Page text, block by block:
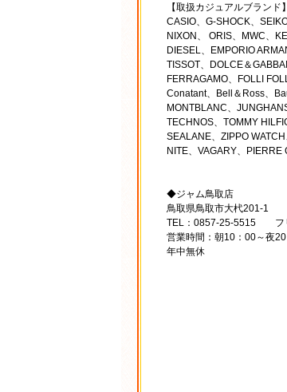
【取扱カジュアルブランド】
CASIO、G-SHOCK、
NIXON、 ORIS、MWC、
DIESEL、EMPORIO
TISSOT、DOLCE＆
FERRAGAMO、FOLLI
Conatant、Bell＆Ross、
MONTBLANC、
TECHNOS、TOMMY
SEALANE、ZIPPO
NITE、VAGARY、
◆ジャム鳥取店
鳥取県鳥取市大杙201-1
TEL：0857-25-5515 フリ
営業時間：朝10：00～夜
年中無休